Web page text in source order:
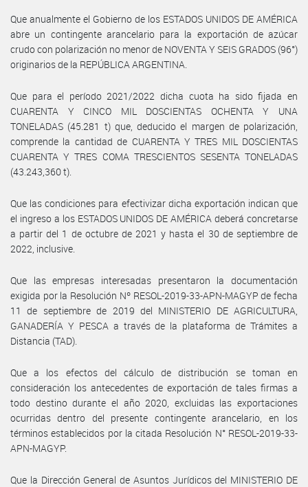
Que anualmente el Gobierno de los ESTADOS UNIDOS DE AMÉRICA
abre un contingente arancelario para la exportación de azúcar
crudo con polarización no menor de NOVENTA Y SEIS GRADOS (96°)
originarios de la REPÚBLICA ARGENTINA.
Que para el período 2021/2022 dicha cuota ha sido fijada en
CUARENTA Y CINCO MIL DOSCIENTAS OCHENTA Y UNA
TONELADAS (45.281 t) que, deducido el margen de polarización,
comprende la cantidad de CUARENTA Y TRES MIL DOSCIENTAS
CUARENTA Y TRES COMA TRESCIENTOS SESENTA TONELADAS
(43.243,360 t).
Que las condiciones para efectivizar dicha exportación indican que
el ingreso a los ESTADOS UNIDOS DE AMÉRICA deberá concretarse
a partir del 1 de octubre de 2021 y hasta el 30 de septiembre de
2022, inclusive.
Que las empresas interesadas presentaron la documentación
exigida por la Resolución Nº RESOL-2019-33-APN-MAGYP de fecha
11 de septiembre de 2019 del MINISTERIO DE AGRICULTURA,
GANADERÍA Y PESCA a través de la plataforma de Trámites a
Distancia (TAD).
Que a los efectos del cálculo de distribución se toman en
consideración los antecedentes de exportación de tales firmas a
todo destino durante el año 2020, excluidas las exportaciones
ocurridas dentro del presente contingente arancelario, en los
términos establecidos por la citada Resolución N° RESOL-2019-33-
APN-MAGYP.
Que la Dirección General de Asuntos Jurídicos del MINISTERIO DE